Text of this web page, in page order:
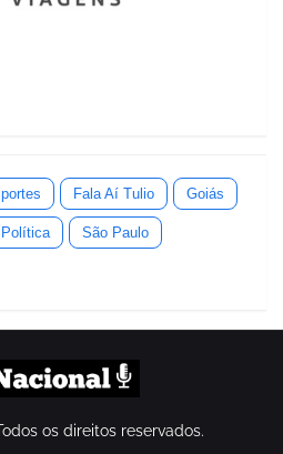
Fala Aí Tulio Goiás
Política São Paulo
os direitos reservados.